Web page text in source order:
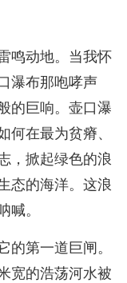
鸣动地。当我怀
瀑布那咆哮声
的巨响。壶口瀑
何在最为贫瘠、
，掀起绿色的浪
态的海洋。这浪
喊。
的第一道巨闸。
宽的浩荡河水被